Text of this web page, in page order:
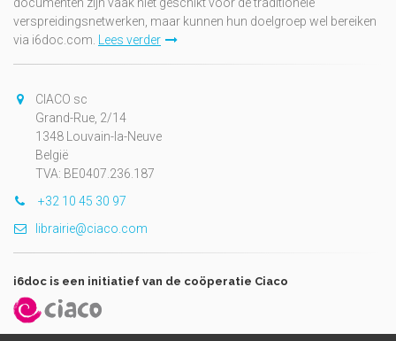
verspreidingsnetwerken, maar kunnen hun doelgroep wel bereiken
via i6doc.com.
Lees verder
CIACO sc
Grand-Rue, 2/14
1348 Louvain-la-Neuve
België
TVA: BE0407.236.187
+32 10 45 30 97
librairie@ciaco.com
i6doc is een initiatief van de coöperatie Ciaco